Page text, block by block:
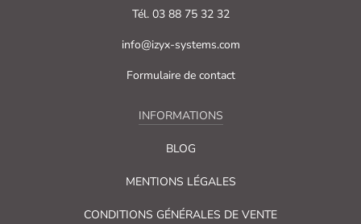
Tél. 03 88 75 32 32
info@izyx-systems.com
Formulaire de contact
INFORMATIONS
BLOG
MENTIONS LÉGALES
CONDITIONS GÉNÉRALES DE VENTE